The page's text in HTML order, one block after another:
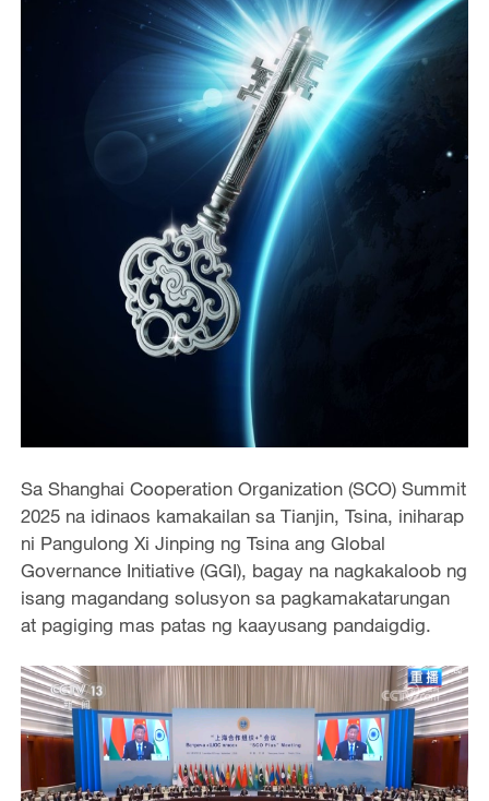
Sa Shanghai Cooperation Organization (SCO) Summit
2025 na idinaos kamakailan sa Tianjin, Tsina, iniharap
ni Pangulong Xi Jinping ng Tsina ang Global
Governance Initiative (GGI), bagay na nagkakaloob ng
isang magandang solusyon sa pagkamakatarungan
at pagiging mas patas ng kaayusang pandaigdig.